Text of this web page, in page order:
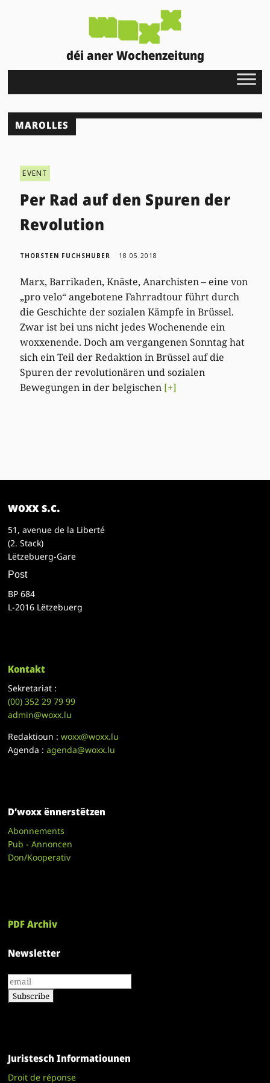
déi aner Wochenzeitung
MAROLLES
EVENT
Per Rad auf den Spuren der
Revolution
THORSTEN FUCHSHUBER 18.05.2018
Marx, Barrikaden, Knäste, Anarchisten – eine von
„pro velo“ angebotene Fahrradtour führt durch
die Geschichte der sozialen Kämpfe in Brüssel.
Zwar ist bei uns nicht jedes Wochenende ein
woxxenende. Doch am vergangenen Sonntag hat
sich ein Teil der Redaktion in Brüssel auf die
Spuren der revolutionären und sozialen
Bewegungen in der belgischen [+]
woxx s.c.
51, avenue de la Liberté
(2. Stack)
Lëtzebuerg-Gare
Post
BP 684
L-2016 Lëtzebuerg
Kontakt
Sekretariat :
(00)352 29 79 99
admin@woxx.lu
Redaktioun :woxx@woxx.lu
Agenda :agenda@woxx.lu
D’woxx ënnerstëtzen
Abonnements
Pub - Annoncen
Don/Kooperativ
PDF Archiv
Newsletter
Juristesch Informatiounen
Droit de réponse